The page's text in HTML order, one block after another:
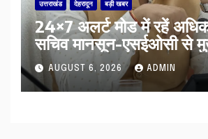
उत्तराखंड देहरादून बड़ी खबर
24×7 अलर्ट मोड में रहें
सचिव मानसून-एसईओसी से
की विस्तृत समीक्षा कहा-बंद
शीघ्र खोला जाए, लोगों को न
AUGUST 6, 2026 ADMIN